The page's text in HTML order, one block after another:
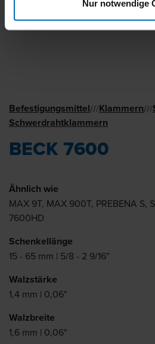
Nur notwendige
Befestigungsmittel///Klammern///
Schwer­draht­klammern
BECK 7600
Ähnlich wie
MAX 9T, MAX 900T, PREBENA S,
7600HD
Schenkellänge
15 - 65 mm | 5/8 - 2 9/16"
Walzstärke
1,4 mm | 0,06"
Walzbreite
1,6 mm | 0,06"